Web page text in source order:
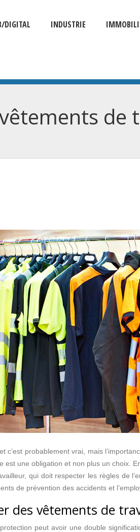
DIGITAL INDUSTRIE
de
c’est probablement vrai, mais
une obligation et non plus un choix.
qui doit respecter les règles de
de prévention des accidents et
des vêtements de
peut avoir une double